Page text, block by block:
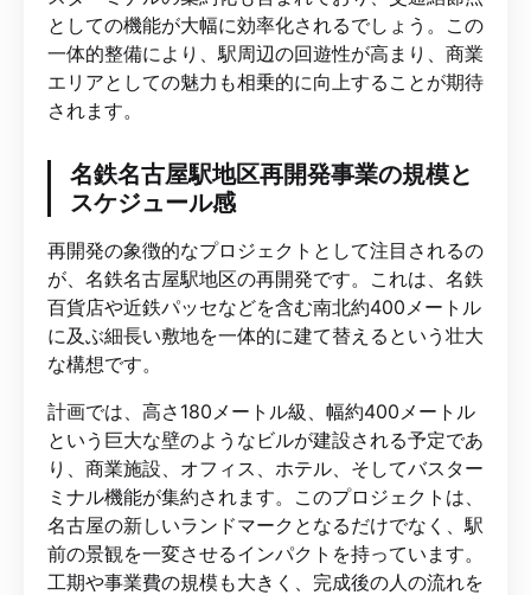
としての機能が大幅に効率化されるでしょう。この
一体的整備により、駅周辺の回遊性が高まり、商業
エリアとしての魅力も相乗的に向上することが期待
されます。
名鉄名古屋駅地区再開発事業の規模と
スケジュール感
再開発の象徴的なプロジェクトとして注目されるの
が、名鉄名古屋駅地区の再開発です。これは、名鉄
百貨店や近鉄パッセなどを含む南北約400メートル
に及ぶ細長い敷地を一体的に建て替えるという壮大
な構想です。
計画では、高さ180メートル級、幅約400メートル
という巨大な壁のようなビルが建設される予定であ
り、商業施設、オフィス、ホテル、そしてバスター
ミナル機能が集約されます。このプロジェクトは、
名古屋の新しいランドマークとなるだけでなく、駅
前の景観を一変させるインパクトを持っています。
工期や事業費の規模も大きく、完成後の人の流れを